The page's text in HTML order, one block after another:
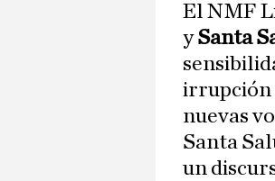
El NMF
ySanta
irrupción
nuevas
Santa
un